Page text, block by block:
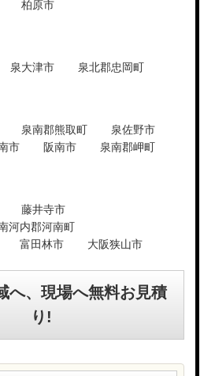
柏原市
泉大津市 泉北郡忠岡町
泉南郡熊取町
泉佐野市
市 阪南市 泉南郡岬町
藤井寺市
河内郡河南町
富田林市
大阪狭山市
へ、現場へ無料お見積
り!